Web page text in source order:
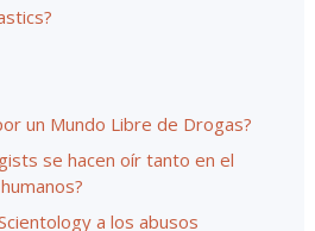
un Mundo Libre de Drogas?
se hacen oír tanto en el
a los abusos